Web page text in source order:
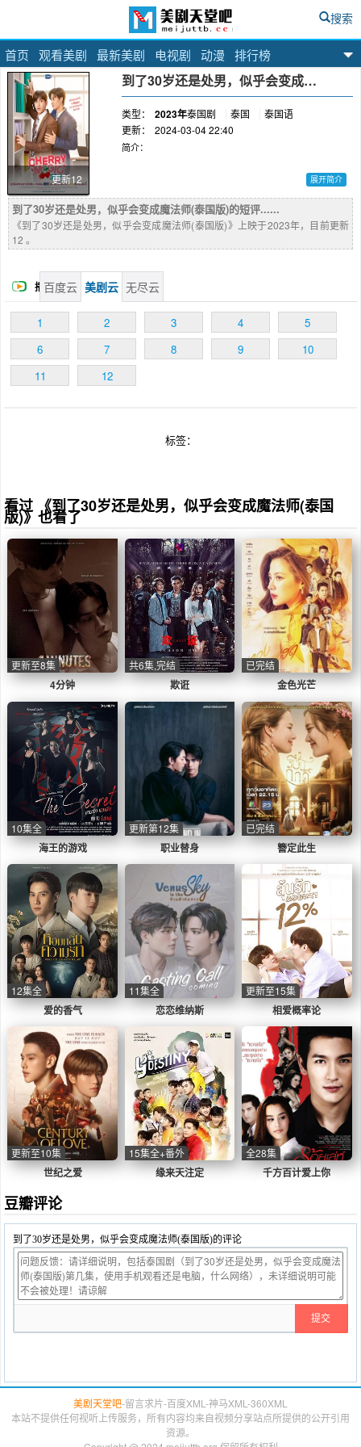
美剧天堂吧
首页 观看美剧 最新美剧 电视剧 动漫 排行榜
搜索
更新12
到了30岁还是处男，似乎会变成魔法师(泰国版)
类型： 2023年泰国剧 泰国
泰国语
更新：
2024-03-04 22:40
简介：
泰国将翻拍日本热门剧集《到了30岁还是处男，
似乎会变成魔法师》，由Tay&New主演。
展开简介
到了30岁还是处男，似乎会变成魔法师(泰国版)的短评......
《到了30岁还是处男，似乎会变成魔法师(泰国版)》上映于2023年，目前更新
12 。
播 百度云 美剧云 无尽云
1 2 3 4
5
6
7 8 9
10
11
12
标签：
看过 《到了30岁还是处男，似乎会变成魔法师(泰国
版)》也看了
4分钟
更新至8集
欺诳
共6集,完结
金色光芒
已完结
海王的游戏
10集全
职业替身
更新第12集
簪定此生
已完结
爱的香气
12集全
恋恋维纳斯
11集全
相爱概率论
更新至15集
世纪之爱
更新至10集
缘来天注定
15集全+番外
千方百计爱上你
全28集
豆瓣评论
到了30岁还是处男，似乎会变成魔法师(泰国版)的评论
美剧天堂吧-留言求片-百度XML -神马XML -360XML
本站不提供任何视听上传服务，所有内容均来自视频分享站点所提供的公开引用
资源。